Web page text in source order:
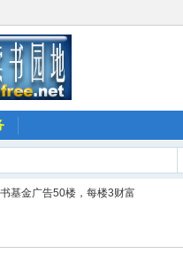
基金广告50楼，每楼3财富